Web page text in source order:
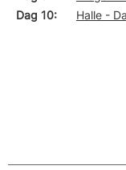
Dag 10
Halle -